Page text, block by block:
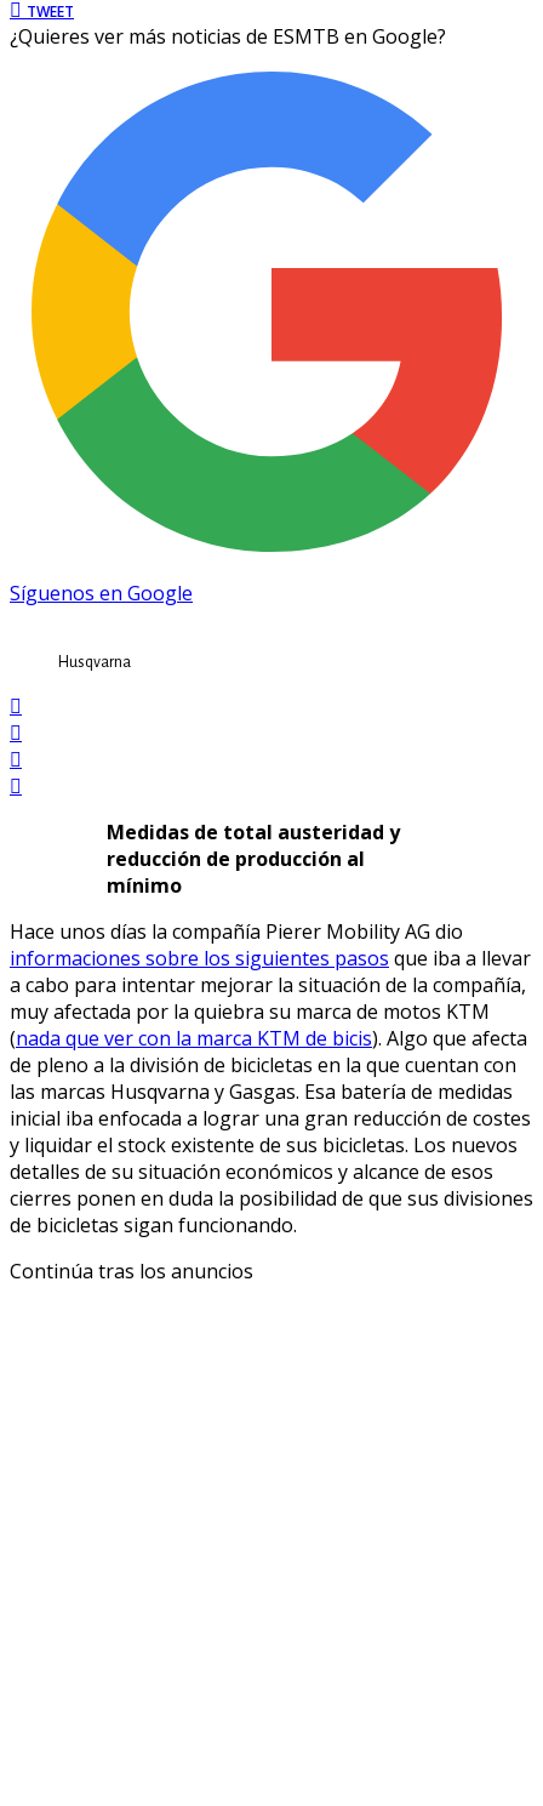
TWEET
¿Quieres ver más noticias de ESMTB en Google?
Síguenos en Google
Husqvarna
Medidas de total austeridad y
reducción de producción al
mínimo
Hace unos días la compañía Pierer Mobility AG dio
informaciones sobre los siguientes pasos que iba a llevar
a cabo para intentar mejorar la situación de la compañía,
muy afectada por la quiebra su marca de motos KTM
(nada que ver con la marca KTM de bicis). Algo que afecta
de pleno a la división de bicicletas en la que cuentan con
las marcas Husqvarna y Gasgas. Esa batería de medidas
inicial iba enfocada a lograr una gran reducción de costes
y liquidar el stock existente de sus bicicletas. Los nuevos
detalles de su situación económicos y alcance de esos
cierres ponen en duda la posibilidad de que sus divisiones
de bicicletas sigan funcionando.
Continúa tras los anuncios